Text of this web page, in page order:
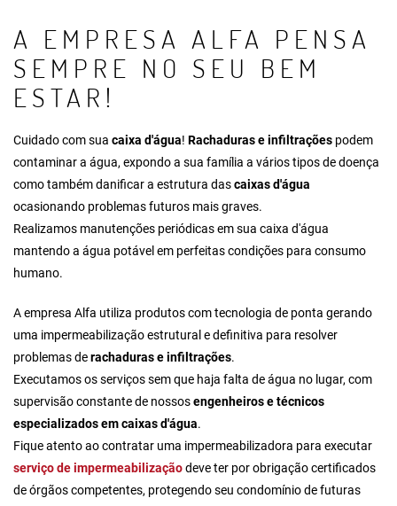
A EMPRESA ALFA PENSA
SEMPRE NO SEU BEM
ESTAR!
Cuidado com sua caixa d'água! Rachaduras e infiltrações podem
contaminar a água, expondo a sua família a vários tipos de doença
como também danificar a estrutura dascaixas d'água
ocasionando problemas futuros mais graves.
Realizamos manutenções periódicas em sua caixa d'água
mantendo a água potável em perfeitas condições para consumo
humano.
A empresa Alfa utiliza produtos com tecnologia de ponta gerando
uma impermeabilização estrutural e definitiva para resolver
problemas derachaduras e infiltrações.
Executamos os serviços sem que haja falta de água no lugar, com
supervisão constante de nossosengenheiros e técnicos
especializados em caixas d'água.
Fique atento aocontratar uma impermeabilizadora para executar
serviço de impermeabilizaçãodeve ter por obrigação certificados
de órgãos competentes, protegendo seu condomínio de futuras